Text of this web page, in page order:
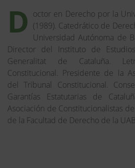
D octor en Derecho por la
(1989). Catedrático de
Universidad Autónoma de
Director del Instituto de
Generalitat de Cataluña.
Constitucional. Presidente de la
del Tribunal Constitucional.
Garantías Estatutarias de
Asociación de Constitucionalistas de
de la Facultad de Derecho de la